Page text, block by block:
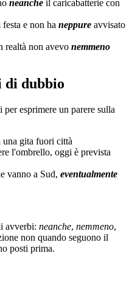
neanche il caricabatterie con
e non ha neppure avvisato
realtà non avevo nemmeno
di dubbio
esprimere un parere sulla
una gita fuori città
l'ombrello, oggi è prevista
vanno a Sud, eventualmente
avverbi: neanche, nemmeno,
non quando seguono il
posti prima.